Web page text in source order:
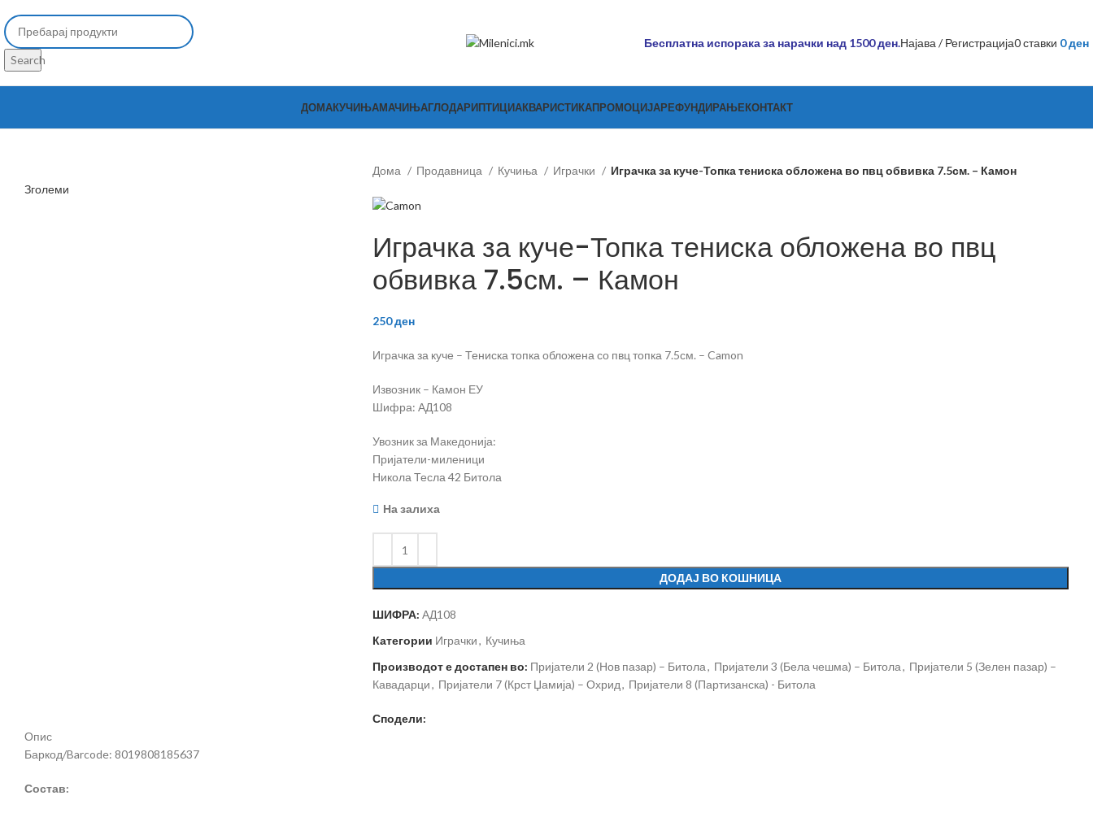
Search
Бесплатна испорака за нарачки над 1500 ден.Најава / Регистрација0ставки 0ден
ДОМАКУЧИЊАМАЧИЊАГЛОДАРИПТИЦИАКВАРИСТИКАПРОМОЦИЈАРЕФУНДИРАЊЕКОНТАКТ
Зголеми
Дома Продавница Кучиња Играчки Играчка за куче-Топка тениска обложена во пвц обвивка 7.5см. – Камон
Играчка за куче-Топка тениска обложена во пвц
обвивка 7.5см. – Камон
250ден
Играчка за куче – Тениска топка обложена со пвц топка 7.5см. – Camon
Извозник – Камон ЕУ
Шифра: АД108
Увозник за Македонија:
Пријатели-миленици
Никола Тесла 42 Битола
На залиха
ДОДАЈ ВО КОШНИЦА
ШИФРА: АД108
Категории Играчки, Кучиња
Производот е достапен во: Пријатели 2 (Нов пазар) – Битола, Пријатели 3 (Бела чешма) – Битола, Пријатели 5 (Зелен пазар) –
Кавадарци, Пријатели 7 (Крст Џамија) – Охрид, Пријатели 8 (Партизанска) - Битола
Сподели:
Опис
Баркод/Barcode: 8019808185637
Состав: